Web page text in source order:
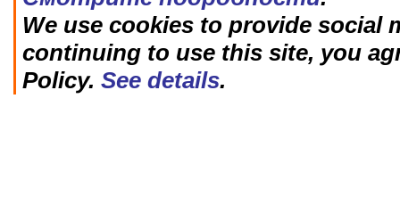
We use cookies to provide social
continuing to use this site, you
Policy. See details.